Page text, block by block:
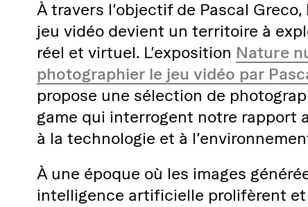
À travers l’objectif de Pascal Greco,
jeu vidéo devient un territoire à
réel et virtuel. L’exposition Nature
photographier le jeu vidéo par
propose une sélection de
game qui interrogent notre rapport
à la technologie et à
À une époque où les images
intelligence artificielle prolifèrent et